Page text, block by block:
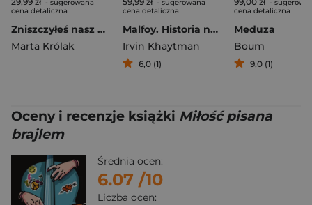
- sugerowana
cena detaliczna
Zniszczyłeś nasz wszechświat, Aleks
Marta Królak
- sugerowana
cena detaliczna
Malfoy. Historia najmroczniejszej rodziny czarodziejów
Irvin Khaytman
6,0 (1)
-
cena detaliczna
Meduza
Boum
9,0 (1)
Oceny i recenzje książki Miłość pisana
brajlem
Średnia ocen:
6.07 /10
Liczba ocen: